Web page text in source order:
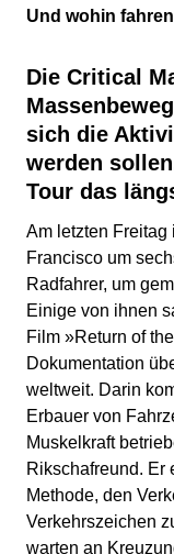
Und wohin
Die Critical
sich die
werden
Tour das
Am letzten Freitag
Francisco um
Radfahrer, um
Einige von ihnen
Film »Return of
Dokumentation
weltweit. Darin
Erbauer von
Muskelkraft
Rikschafreund. Er
Methode, den
Verkehrszeichen
warten an